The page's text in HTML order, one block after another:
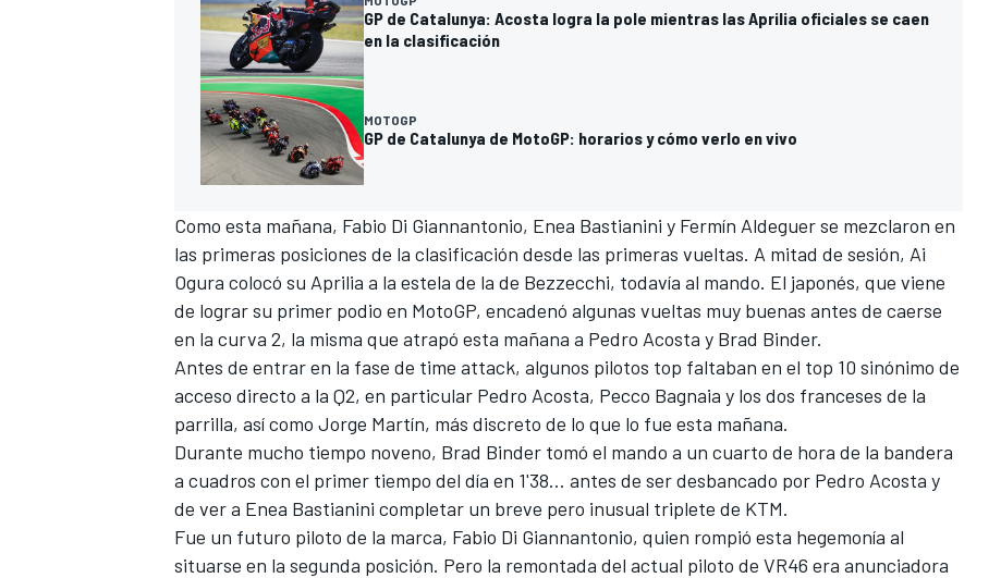
GP de Catalunya: Acosta logra la pole mientras las Aprilia oficiales se caen
en la clasificación
MOTOGP
GP de Catalunya de MotoGP: horarios y cómo verlo en vivo
Como esta mañana, Fabio Di Giannantonio, Enea Bastianini y Fermín Aldeguer se mezclaron en
las primeras posiciones de la clasificación desde las primeras vueltas. A mitad de sesión, Ai
Ogura colocó su Aprilia a la estela de la de Bezzecchi, todavía al mando. El japonés, que viene
de lograr su primer podio en MotoGP, encadenó algunas vueltas muy buenas antes de caerse
en la curva 2, la misma que atrapó esta mañana a Pedro Acosta y Brad Binder.
Antes de entrar en la fase de time attack, algunos pilotos top faltaban en el top 10 sinónimo de
acceso directo a la Q2, en particular Pedro Acosta, Pecco Bagnaia y los dos franceses de la
parrilla, así como Jorge Martín, más discreto de lo que lo fue esta mañana.
Durante mucho tiempo noveno, Brad Binder tomó el mando a un cuarto de hora de la bandera
a cuadros con el primer tiempo del día en 1'38… antes de ser desbancado por Pedro Acosta y
de ver a Enea Bastianini completar un breve pero inusual triplete de KTM.
Fue un futuro piloto de la marca, Fabio Di Giannantonio, quien rompió esta hegemonía al
situarse en la segunda posición. Pero la remontada del actual piloto de VR46 era anunciadora